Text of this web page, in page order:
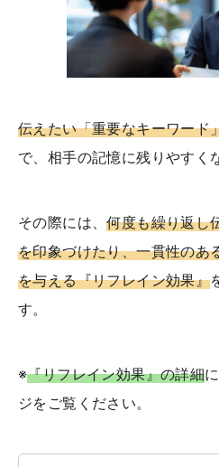
伝えたい「重要なキーワード
で、相手の記憶に残りやすく
その際には、何度も繰り返し
を印象づけたり、一貫性のあ
を与える『リフレイン効果』
す。
※『リフレイン効果』の詳細
ジをご覧ください。